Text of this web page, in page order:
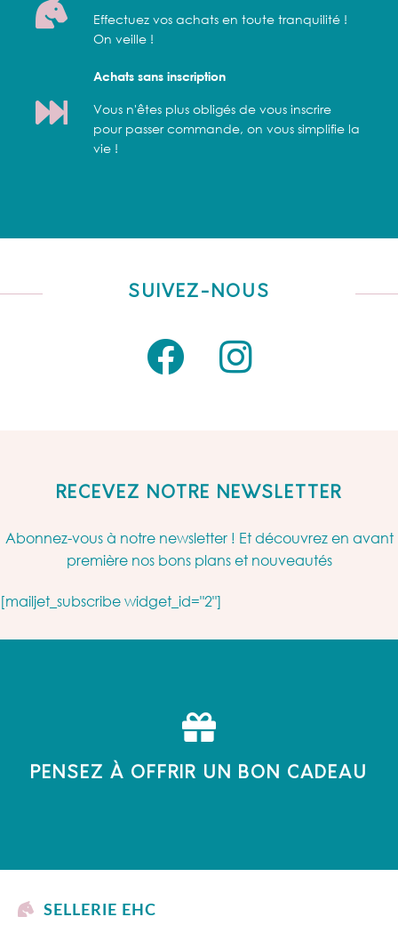
Effectuez vos achats en toute tranquilité !
On veille !
Achats sans inscription
Vous n'êtes plus obligés de vous inscrire
pour passer commande, on vous simplifie la
vie !
SUIVEZ-NOUS
RECEVEZ NOTRE NEWSLETTER
Abonnez-vous à notre newsletter ! Et découvrez en avant
première nos bons plans et nouveautés
[mailjet_subscribe widget_id="2"]
PENSEZ À OFFRIR UN BON CADEAU
SELLERIE EHC